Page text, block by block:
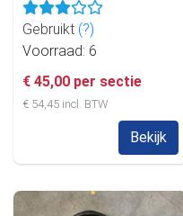
Gebruikt (?)
Voorraad: 6
€ 45,00 per sectie
€ 54,45 incl. BTW
Bekijk